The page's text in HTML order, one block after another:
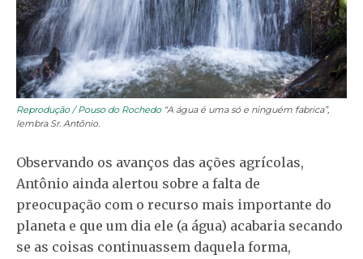
Reprodução / Pouso do Rochedo“A água é uma só e ninguém fabrica”,
lembra Sr. Antônio.
Observando os avanços das ações agrícolas,
Antônio ainda alertou sobre a falta de
preocupação com o recurso mais importante do
planeta e que um dia ele (a água) acabaria secando
se as coisas continuassem daquela forma,